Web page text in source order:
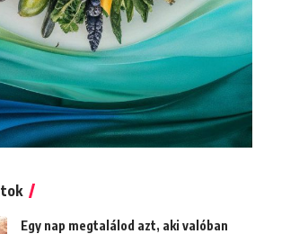
Egy nap megtalálod azt, aki valóban